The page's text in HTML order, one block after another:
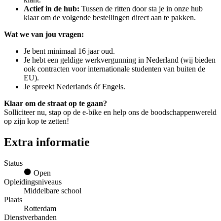
Actief in de hub: Tussen de ritten door sta je in onze hub
klaar om de volgende bestellingen direct aan te pakken.
Wat we van jou vragen:
Je bent minimaal 16 jaar oud.
Je hebt een geldige werkvergunning in Nederland (wij bieden
ook contracten voor internationale studenten van buiten de
EU).
Je spreekt Nederlands óf Engels.
Klaar om de straat op te gaan?
Solliciteer nu, stap op de e-bike en help ons de boodschappenwereld
op zijn kop te zetten!
Extra informatie
Status
Open
Opleidingsniveaus
Middelbare school
Plaats
Rotterdam
Dienstverbanden